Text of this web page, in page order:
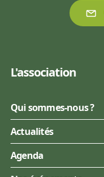
L'association
Qui sommes-nous ?
Actualités
Agenda